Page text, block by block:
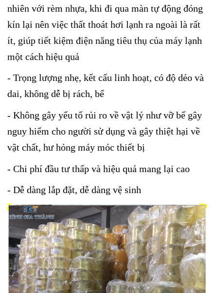
nhiên với rèm nhựa, khi đi qua màn tự động đóng
kín lại nên việc thất thoát hơi lạnh ra ngoài là rất
ít, giúp tiết kiệm điện năng tiêu thụ của máy lạnh
một cách hiệu quả
- Trọng lượng nhẹ, kết cấu linh hoạt, có độ dẻo và
dai, không dễ bị rách, bể
- Không gây yếu tố rủi ro về vật lý như vỡ bể gây
nguy hiểm cho người sử dụng và gây thiệt hại về
vật chất, hư hỏng máy móc thiết bị
- Chi phí đầu tư thấp và hiệu quả mang lại cao
- Dễ dàng lắp đặt, dễ dàng vệ sinh